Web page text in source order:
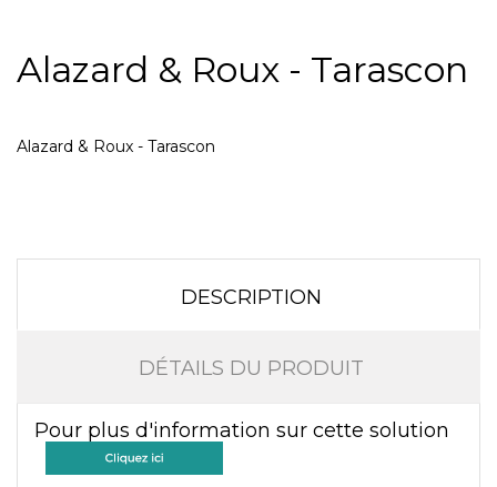
Alazard & Roux - Tarascon
Alazard & Roux - Tarascon
DESCRIPTION
DÉTAILS DU PRODUIT
Pour plus d'information sur cette solution